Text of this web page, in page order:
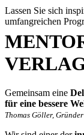
Lassen Sie sich
umfangreichen
Gemeinsam eine
für eine bessere
Thomas Göller,